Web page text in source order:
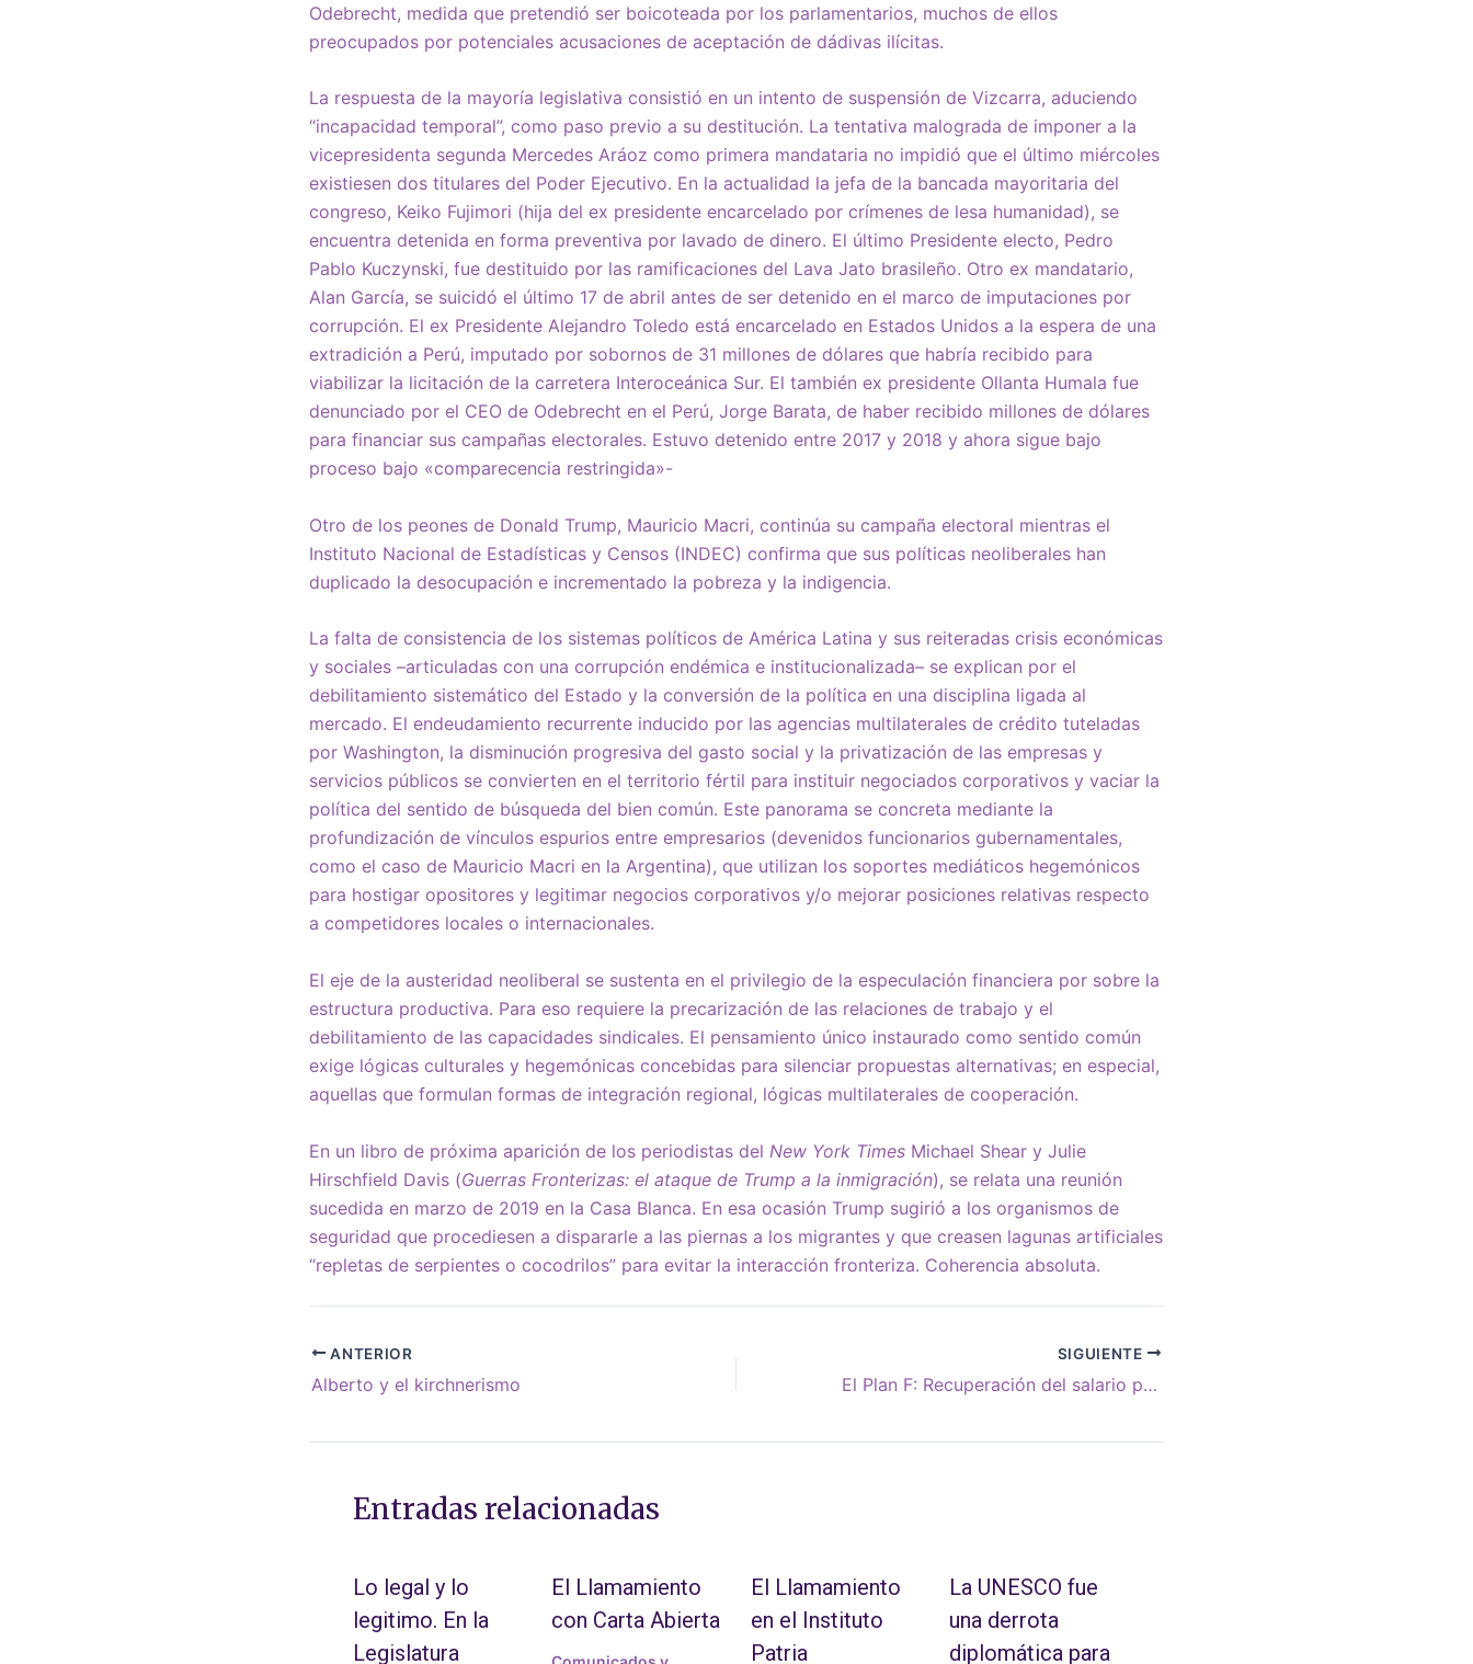
Odebrecht, medida que pretendió ser boicoteada por los parlamentarios, muchos de ellos
preocupados por potenciales acusaciones de aceptación de dádivas ilícitas.
La respuesta de la mayoría legislativa consistió en un intento de suspensión de Vizcarra, aduciendo
“incapacidad temporal”, como paso previo a su destitución. La tentativa malograda de imponer a la
vicepresidenta segunda Mercedes Aráoz como primera mandataria no impidió que el último miércoles
existiesen dos titulares del Poder Ejecutivo. En la actualidad la jefa de la bancada mayoritaria del
congreso, Keiko Fujimori (hija del ex presidente encarcelado por crímenes de lesa humanidad), se
encuentra detenida en forma preventiva por lavado de dinero. El último Presidente electo, Pedro
Pablo Kuczynski, fue destituido por las ramificaciones del Lava Jato brasileño. Otro ex mandatario,
Alan García, se suicidó el último 17 de abril antes de ser detenido en el marco de imputaciones por
corrupción. El ex Presidente Alejandro Toledo está encarcelado en Estados Unidos a la espera de una
extradición a Perú, imputado por sobornos de 31 millones de dólares que habría recibido para
viabilizar la licitación de la carretera Interoceánica Sur. El también ex presidente Ollanta Humala fue
denunciado por el CEO de Odebrecht en el Perú, Jorge Barata, de haber recibido millones de dólares
para financiar sus campañas electorales. Estuvo detenido entre 2017 y 2018 y ahora sigue bajo
proceso bajo «comparecencia restringida»-
Otro de los peones de Donald Trump, Mauricio Macri, continúa su campaña electoral mientras el
Instituto Nacional de Estadísticas y Censos (INDEC) confirma que sus políticas neoliberales han
duplicado la desocupación e incrementado la pobreza y la indigencia.
La falta de consistencia de los sistemas políticos de América Latina y sus reiteradas crisis económicas
y sociales –articuladas con una corrupción endémica e institucionalizada– se explican por el
debilitamiento sistemático del Estado y la conversión de la política en una disciplina ligada al
mercado. El endeudamiento recurrente inducido por las agencias multilaterales de crédito tuteladas
por Washington, la disminución progresiva del gasto social y la privatización de las empresas y
servicios públicos se convierten en el territorio fértil para instituir negociados corporativos y vaciar la
política del sentido de búsqueda del bien común. Este panorama se concreta mediante la
profundización de vínculos espurios entre empresarios (devenidos funcionarios gubernamentales,
como el caso de Mauricio Macri en la Argentina), que utilizan los soportes mediáticos hegemónicos
para hostigar opositores y legitimar negocios corporativos y/o mejorar posiciones relativas respecto
a competidores locales o internacionales.
El eje de la austeridad neoliberal se sustenta en el privilegio de la especulación financiera por sobre la
estructura productiva. Para eso requiere la precarización de las relaciones de trabajo y el
debilitamiento de las capacidades sindicales. El pensamiento único instaurado como sentido común
exige lógicas culturales y hegemónicas concebidas para silenciar propuestas alternativas; en especial,
aquellas que formulan formas de integración regional, lógicas multilaterales de cooperación.
En un libro de próxima aparición de los periodistas del New York Times Michael Shear y Julie
Hirschfield Davis (Guerras Fronterizas: el ataque de Trump a la inmigración), se relata una reunión
sucedida en marzo de 2019 en la Casa Blanca. En esa ocasión Trump sugirió a los organismos de
seguridad que procediesen a dispararle a las piernas a los migrantes y que creasen lagunas artificiales
“repletas de serpientes o cocodrilos” para evitar la interacción fronteriza. Coherencia absoluta.
ANTERIOR
Alberto y el kirchnerismo
SIGUIENTE
El Plan F: Recuperación del salario perdido, disolución de la AFI y del Ministerio de Seguridad
Entradas relacionadas
Lo legal y lo
legitimo. En la
Legislatura
El Llamamiento
con Carta Abierta
El Llamamiento
en el Instituto
Patria
La UNESCO fue
una derrota
diplomática para